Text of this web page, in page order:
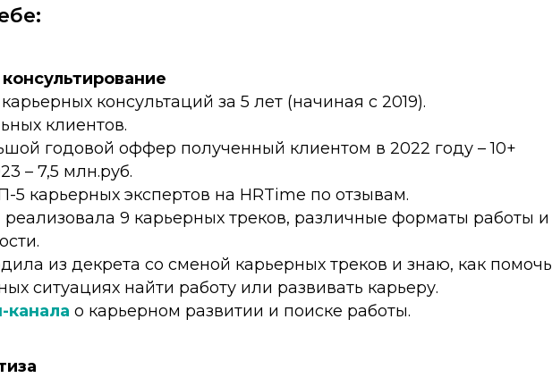
консультаций за 5 лет (начиная с 2019).
клиентов.
годовой оффер полученный клиентом в 2022 году – 10+
– 7,5 млн.руб.
5 карьерных экспертов на HRTime по отзывам.
реализовала 9 карьерных треков, различные форматы работы и
из декрета со сменой карьерных треков и знаю, как помочь
ситуациях найти работу или развивать карьеру.
канала о карьерном развитии и поиске работы.